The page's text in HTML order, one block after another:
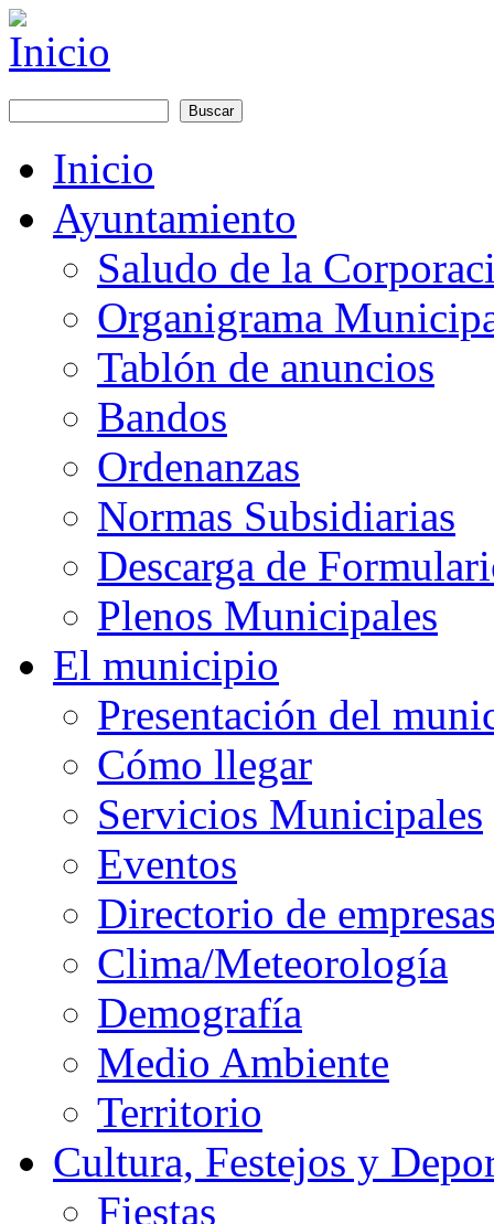
Pasar al contenido principal
Formulario de búsqueda
Main menu
Inicio
Ayuntamiento
Saludo de la
Organigrama
Tablón de anuncios
Bandos
Ordenanzas
Normas Subsidiarias
Descarga de
Plenos Municipales
El municipio
Presentación del
Cómo llegar
Servicios Municipales
Eventos
Directorio de
Clima/Meteorología
Demografía
Medio Ambiente
Territorio
Cultura, Festejos y
Fiestas